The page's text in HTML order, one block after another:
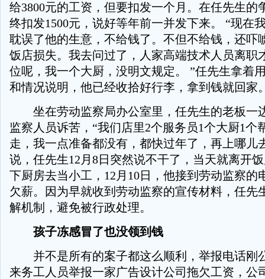
给3800元的工资，但要扣发一个月。在任先生的
终扣发1500元，说好等年前一并发下来。 “现在
耽误了他的生意，不给钱了。不但不给钱，还吓
饭店损失。我去问过了，人家高端技术人员离职
位呢，我一个大厨，没明文规定。 ”任先生拿着
和情况说明，他已经收拾好行李，拿到钱就回家
坐在劳动监察局办公室里，任先生的老板一
监察人员诉苦，“我们店里2个服务员1个大厨1个
走，我一点准备都没有，都快过年了，再上哪儿
说，任先生12月8日突然说不干了，当天就离开
下厨房去当小工，12月10日，他接到劳动监察的
欠薪。因为早就收到劳动监察的宣传材料，任先
解机制，避免被行政处理。
孩子冻感冒了也没领到钱
并不是所有的案子都这么顺利，举报电话刚
来务工人员举报一家广告设计公司拖欠工资，公